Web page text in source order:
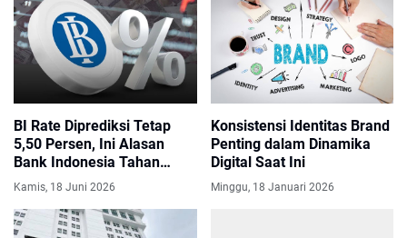
BI Rate Diprediksi Tetap
5,50 Persen, Ini Alasan
Bank Indonesia Tahan
Suku Bunga
Kamis, 18 Juni 2026
Konsistensi Identitas Brand
Penting dalam Dinamika
Digital Saat Ini
Minggu, 18 Januari 2026